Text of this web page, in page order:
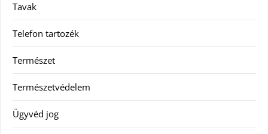
Tavak
Telefon tartozék
Természet
Természetvédelem
Ügyvéd jog